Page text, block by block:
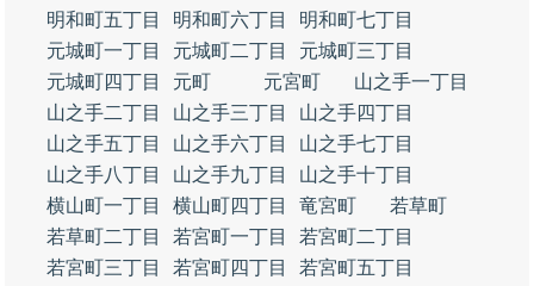
明和町五丁目
明和町六丁目
明和町七丁目
元城町一丁目
元城町二丁目
元城町三丁目
元城町四丁目
元町 元宮町
山之手一丁目
山之手二丁目
山之手三丁目
山之手四丁目
山之手五丁目
山之手六丁目
山之手七丁目
山之手八丁目
山之手九丁目
山之手十丁目
横山町一丁目
横山町四丁目 竜宮町
若草町
若草町二丁目
若宮町一丁目
若宮町二丁目
若宮町三丁目
若宮町四丁目
若宮町五丁目